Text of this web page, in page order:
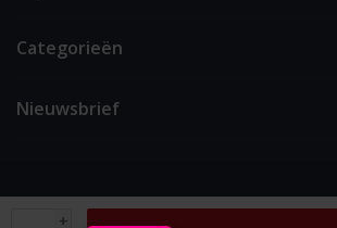
+
Categorieën
Nieuwsbrief